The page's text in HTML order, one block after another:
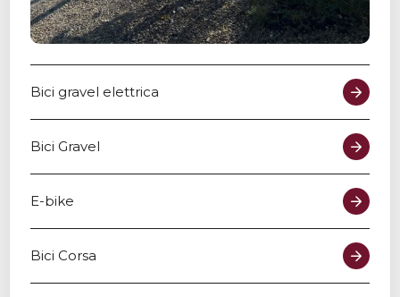
Bici gravel elettrica
Bici Gravel
E-bike
Bici Corsa